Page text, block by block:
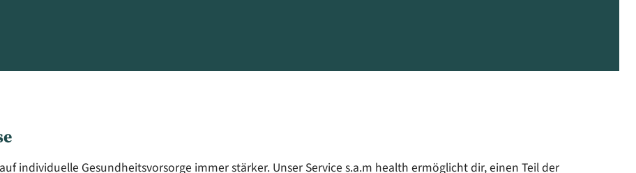
individuelle Gesundheitsvorsorge immer stärker. Unser Service s.a.m health ermöglicht dir, einen Teil der